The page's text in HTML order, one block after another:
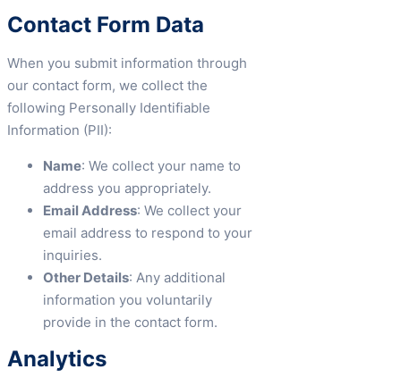
Contact Form Data
When you submit information through
our contact form, we collect the
following Personally Identifiable
Information (PII):
Name: We collect your name to
address you appropriately.
Email Address: We collect your
email address to respond to your
inquiries.
Other Details: Any additional
information you voluntarily
provide in the contact form.
Analytics